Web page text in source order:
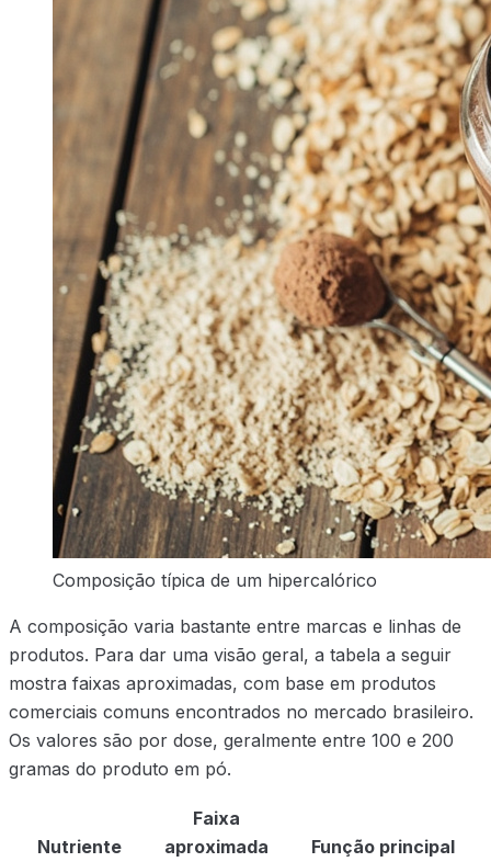
Composição típica de um hipercalórico
A composição varia bastante entre marcas e linhas de
produtos. Para dar uma visão geral, a tabela a seguir
mostra faixas aproximadas, com base em produtos
comerciais comuns encontrados no mercado brasileiro.
Os valores são por dose, geralmente entre 100 e 200
gramas do produto em pó.
Nutriente
Faixa
aproximada
Função principal